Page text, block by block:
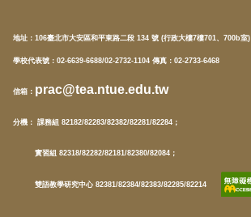
地址： 106臺北市大安區和平東路二段 134 號 (行政大樓7樓701、700b室)
學校代表號：02-6639-6688/02-2732-1104 傳真：02-2733-6468
信箱 ： prac@tea.ntue.edu.tw
分機 ： 課務組 82182/82283/82382/82281/82284；
實習組 82318/82282/82181/82380/82084；
雙語教學研究中心 82381/82384/82383/82285/82214